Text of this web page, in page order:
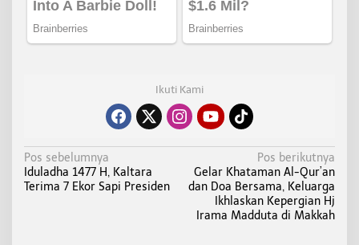
Ikuti Kami
N
a
Pos sebelumnya
Iduladha 1477 H, Kaltara
Terima 7 Ekor Sapi Presiden
Pos berikutnya
Gelar Khataman Al-Qur’an
dan Doa Bersama, Keluarga
Ikhlaskan Kepergian Hj
Irama Madduta di Makkah